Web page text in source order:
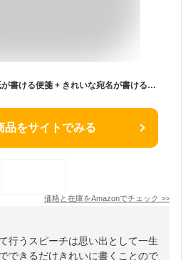
ミドリ 便箋 きれいな手紙が書ける便箋 + きれいな宛名が書ける封筒 縦 【お礼状用】セット
品をサイトでみる
価格と在庫をAmazonでチェック >>
行うスピーチは思い出として一生
できるだけきれいに書くことので